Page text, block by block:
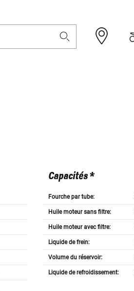
Capacités *
Fourche par tube:
Huile moteur sans filtre:
Huile moteur avec filtre:
Liquide de frein:
Volume du réservoir:
Liquide de refroidissement: